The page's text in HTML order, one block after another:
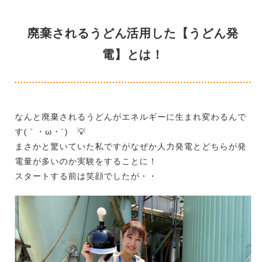
廃棄されるうどん活用した【うどん発
電】とは！
なんと廃棄されるうどんがエネルギーに生まれ変わるんで
す(｀・ω・´)ゞ💡
まさかと驚いていた私ですがなぜか人力発電とどちらが発
電量が多いのか実験をすることに！
スタートする前は笑顔でしたが・・